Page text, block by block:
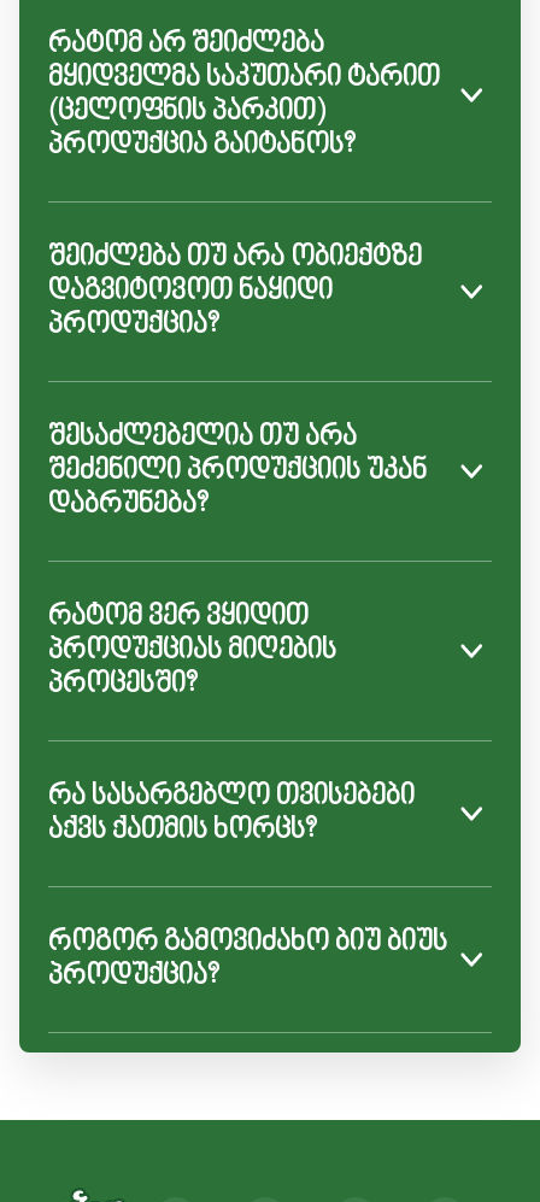
რატომ არ შეიძლება
მყიდველმა საკუთარი ტარით
(ცელოფნის პარკით)
პროდუქცია გაიტანოს?
შეიძლება თუ არა ობიექტზე
დაგვიტოვოთ ნაყიდი
პროდუქცია?
შესაძლებელია თუ არა
შეძენილი პროდუქციის უკან
დაბრუნება?
რატომ ვერ ვყიდით
პროდუქციას მიღების
პროცესში?
რა სასარგებლო თვისებები
აქვს ქათმის ხორცს?
როგორ გამოვიძახო ბიუ ბიუს
პროდუქცია?